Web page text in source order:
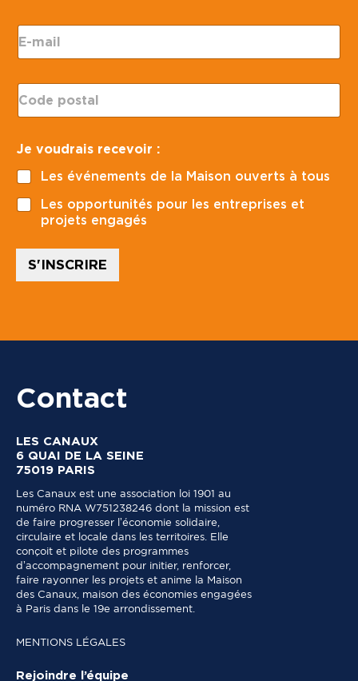
E
-
m
l
*
C
o
d
p
o
s
t
a
-
m
a
i
l
Je voudrais recevoir :
Les événements de la Maison ouverts à tous
Les opportunités pour les entreprises et
projets engagés
S'INSCRIRE
Contact
LES CANAUX
6 QUAI DE LA SEINE
75019 PARIS
Les Canaux est une association loi 1901 au
numéro RNA W751238246 dont la mission est
de faire progresser l’économie solidaire,
circulaire et locale dans les territoires. Elle
conçoit et pilote des programmes
d’accompagnement pour initier, renforcer,
faire rayonner les projets et anime la Maison
des Canaux, maison des économies engagées
à Paris dans le 19e arrondissement.
MENTIONS LÉGALES
Rejoindre l’équipe